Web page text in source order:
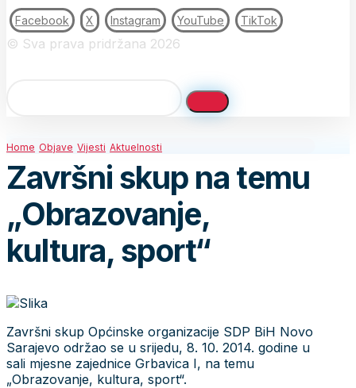
Facebook X Instagram YouTube TikTok
© Sva prava pridržana 2026
Home Objave Vijesti Aktuelnosti
Završni skup na temu
„Obrazovanje,
kultura, sport“
Završni skup Općinske organizacije SDP BiH Novo
Sarajevo održao se u srijedu, 8. 10. 2014. godine u
sali mjesne zajednice Grbavica I, na temu
„Obrazovanje, kultura, sport“.